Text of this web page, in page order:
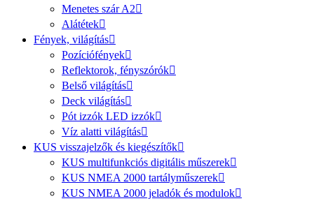
Menetes szár A2
Alátétek
Fények, világítás
Pozíciófények
Reflektorok, fényszórók
Belső világítás
Deck világítás
Pót izzók LED izzók
Víz alatti világítás
KUS visszajelzők és kiegészítők
KUS multifunkciós digitális műszerek
KUS NMEA 2000 tartályműszerek
KUS NMEA 2000 jeladók és modulok